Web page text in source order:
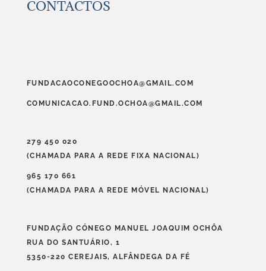
CONTACTOS
FUNDACAOCONEGOOCHOA@GMAIL.COM
COMUNICACAO.FUND.OCHOA@GMAIL.COM
279 450 020
(CHAMADA PARA A REDE FIXA NACIONAL)
965 170 661
(CHAMADA PARA A REDE MÓVEL NACIONAL)
FUNDAÇÃO CÓNEGO MANUEL JOAQUIM OCHÔA
RUA DO SANTUÁRIO, 1
5350-220 CEREJAIS, ALFÂNDEGA DA FÉ